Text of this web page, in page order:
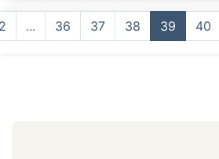
... 36 37 38 39 40